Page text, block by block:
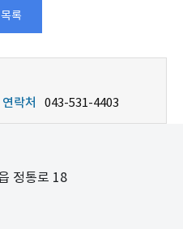
목록
연락처 043-531-4403
정통로 18